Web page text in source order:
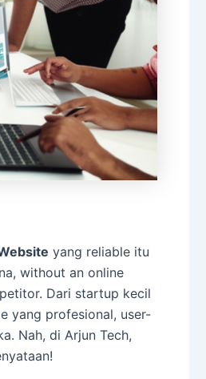
yang reliable itu
without an online
Dari startup kecil
yang profesional, user-
Nah, di Arjun Tech,